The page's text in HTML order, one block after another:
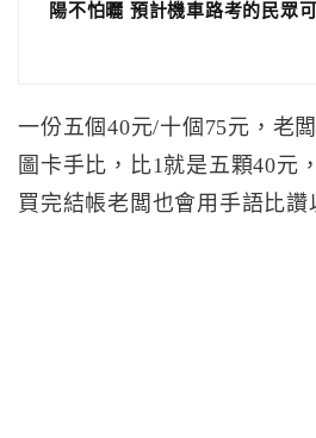
陽不怕曬 預計機車路考的民眾
一份五個40元/十個75元，老
圖卡手比，比1就是五顆40元
買完結帳老闆也會用手語比讚